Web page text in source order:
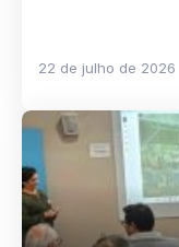
22 de julho de 2026